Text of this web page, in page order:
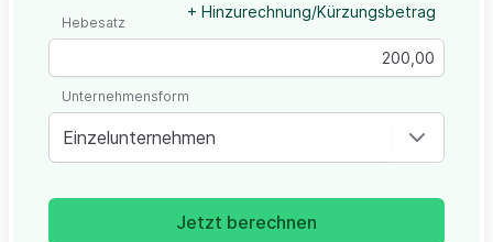
+ Hinzurechnung/Kürzungsbetrag
Hebesatz
Einzelunternehmen
Unternehmensform
Jetzt berechnen